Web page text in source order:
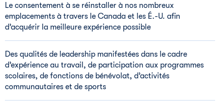
Le consentement à se réinstaller à nos nombreux
emplacements à travers le Canada et les É.-U. afin
d’acquérir la meilleure expérience possible
Des qualités de leadership manifestées dans le cadre
d’expérience au travail, de participation aux programmes
scolaires, de fonctions de bénévolat, d’activités
communautaires et de sports